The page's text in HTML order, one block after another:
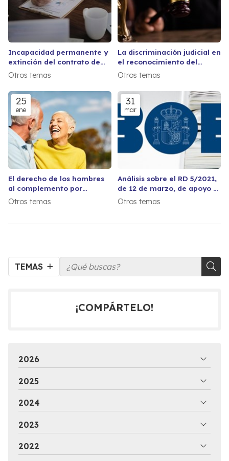
TEMAS
Incapacidad permanente y
extinción del contrato de
trabajo. Novedades.
Otros temas
La discriminación judicial en
el reconocimiento del
complemento por
pensionistas del régimen de
Clases Pasivas respecto a
los del Régimen de la
Seguridad Social.
Otros temas
25
ene
El derecho de los hombres
al complemento por
maternidad por aportación
Otros temas
31
mar
Análisis sobre el RD 5/2021,
de 12 de marzo, de apoyo a
la solvencia empresarial.
Otros temas
¡COMPÁRTELO!
2026
2025
2024
2023
2022